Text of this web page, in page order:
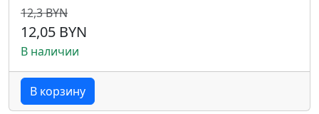
12,3 BYN
12,05 BYN
В наличии
В корзину